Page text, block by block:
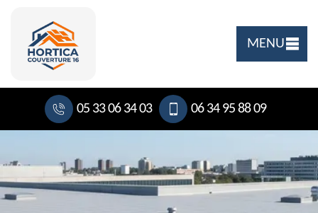
MENU
05 33 06 34 03 06 34 95 88 09